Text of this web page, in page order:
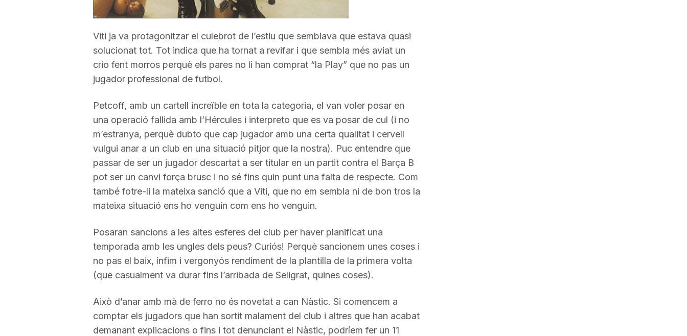
Viti ja va protagonitzar el culebrot de l’estiu que semblava que estava quasi
solucionat tot. Tot indica que ha tornat a revifar i que sembla més aviat un
crio fent morros perquè els pares no li han comprat “la Play” que no pas un
jugador professional de futbol.
Petcoff, amb un cartell increïble en tota la categoria, el van voler posar en
una operació fallida amb l’Hércules i interpreto que es va posar de cul (i no
m’estranya, perquè dubto que cap jugador amb una certa qualitat i cervell
vulgui anar a un club en una situació pitjor que la nostra). Puc entendre que
passar de ser un jugador descartat a ser titular en un partit contra el Barça B
pot ser un canvi força brusc i no sé fins quin punt una falta de respecte. Com
també fotre-li la mateixa sanció que a Viti, que no em sembla ni de bon tros la
mateixa situació ens ho venguin com ens ho venguin.
Posaran sancions a les altes esferes del club per haver planificat una
temporada amb les ungles dels peus? Curiós! Perquè sancionem unes coses i
no pas el baix, ínfim i vergonyós rendiment de la plantilla de la primera volta
(que casualment va durar fins l’arribada de Seligrat, quines coses).
Això d’anar amb mà de ferro no és novetat a can Nàstic. Si comencem a
comptar els jugadors que han sortit malament del club i altres que han acabat
demanant explicacions o fins i tot denunciant el Nàstic, podríem fer un 11